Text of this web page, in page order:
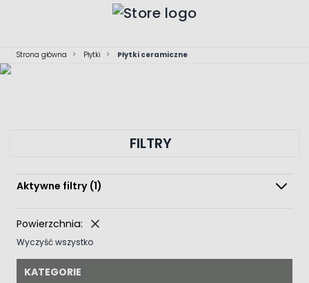
Strona główna > Płytki > Płytki ceramiczne
FILTRY
Aktywne filtry (1)
Powierzchnia:
Wyczyść wszystko
KATEGORIE